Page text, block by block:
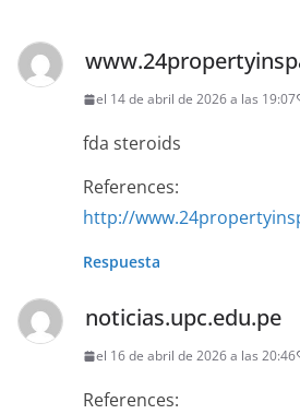
el 14 de abril de 2026 a las 19:07
fda steroids
References:
http://
Respuesta
noticias.upc.edu.pe
el 16 de abril de 2026 a las 20:46
References: